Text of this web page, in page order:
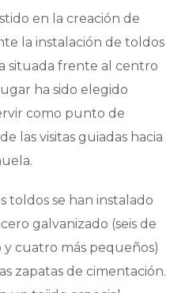
en la creación de
la instalación de toldos
situada frente al centro
ha sido elegido
como punto de
las visitas guiadas hacia
toldos se han instalado
galvanizado (seis de
cuatro más pequeños)
zapatas de cimentación.